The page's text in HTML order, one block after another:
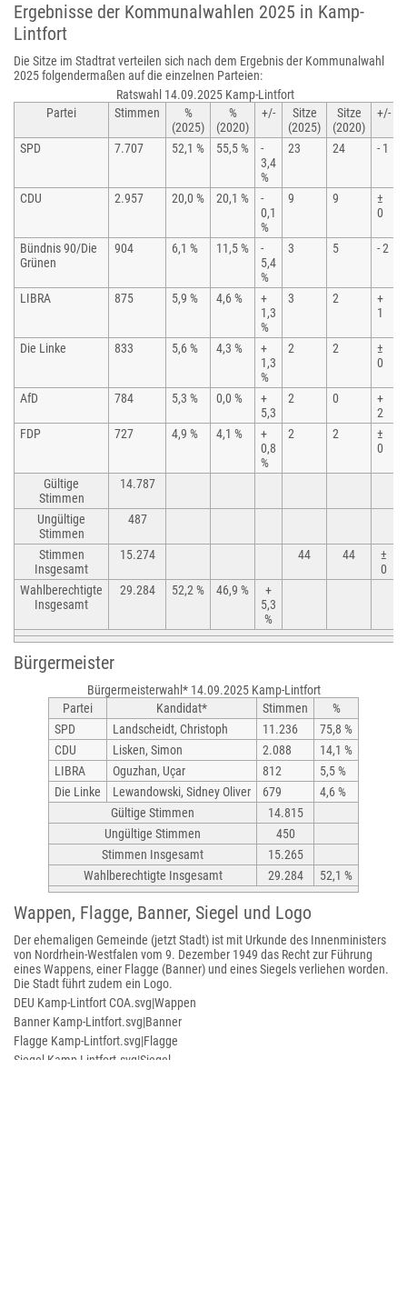
Ergebnisse der Kommunalwahlen 2025 in Kamp-
Lintfort
Die Sitze im Stadtrat verteilen sich nach dem Ergebnis der Kommunalwahl
2025 folgendermaßen auf die einzelnen Parteien:
Ratswahl 14.09.2025 Kamp-Lintfort
Partei
Stimmen
%
(2025)
%
(2020)
+/-
Sitze
(2025)
Sitze
(2020)
+/-
SPD 7.707 52,1 % 55,5 %
-
3,4
%
23 24 - 1
CDU 2.957 20,0 % 20,1 %
-
0,1
%
9 9
±
0
Bündnis 90/Die
Grünen
904 6,1 % 11,5 %
-
5,4
%
3 5 - 2
LIBRA 875 5,9 % 4,6 %
+
1,3
%
3 2
+
1
Die Linke 833 5,6 % 4,3 %
+
1,3
%
2 2
±
0
AfD 784 5,3 % 0,0 %
+
5,3
2 0
+
2
FDP
727 4,9 % 4,1 %
+
0,8
%
2 2
±
0
Gültige
Stimmen
14.787
Ungültige
Stimmen
487
Stimmen
Insgesamt
15.274 44 44
±
0
Wahlberechtigte
Insgesamt
29.284 52,2 % 46,9 %
+
5,3
%
Bürgermeister
Bürgermeisterwahl* 14.09.2025 Kamp-Lintfort
Partei
Kandidat* Stimmen
%
SPD
Landscheidt, Christoph 11.236
75,8 %
CDU
Lisken, Simon 2.088
14,1 %
LIBRA
Oguzhan, Uçar 812
5,5 %
Die Linke
Lewandowski, Sidney Oliver 679
4,6 %
Gültige Stimmen
14.815
Ungültige Stimmen
450
Stimmen Insgesamt
15.265
Wahlberechtigte Insgesamt
29.284 52,1 %
Wappen, Flagge, Banner, Siegel und Logo
Der ehemaligen Gemeinde (jetzt Stadt) ist mit Urkunde des Innenministers
von Nordrhein-Westfalen vom 9. Dezember 1949 das Recht zur Führung
eines Wappens, einer Flagge (Banner) und eines Siegels verliehen worden.
Die Stadt führt zudem ein Logo.
DEU Kamp-Lintfort COA.svg|Wappen
Banner Kamp-Lintfort.svg|Banner
Flagge Kamp-Lintfort.svg|Flagge
Siegel Kamp-Lintfort.svg|Siegel